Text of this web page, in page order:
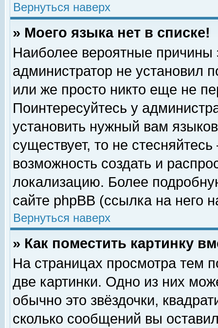
Вернуться наверх
» Моего языка нет в списке!
Наиболее вероятные причины
администратор не установил
или же просто никто еще не
Поинтересуйтесь у
установить нужный вам
существует, то не
возможность создать и
локализацию. Более
сайте phpBB (ссылка на него
Вернуться наверх
» Как поместить картинку
На страницах просмотра тем
две картинки. Одно из них
обычно это звёздочки,
сколько сообщений вы